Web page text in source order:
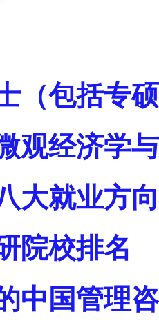
（包括专
观经济学
大就业方
院校排名
中国管理